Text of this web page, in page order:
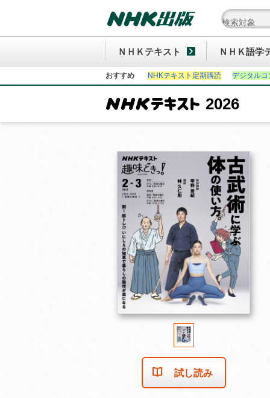
ＮＨＫテキスト ＮＨＫ語学
おすすめ NHKテキスト定期購読 デジタル
2026
試し読み